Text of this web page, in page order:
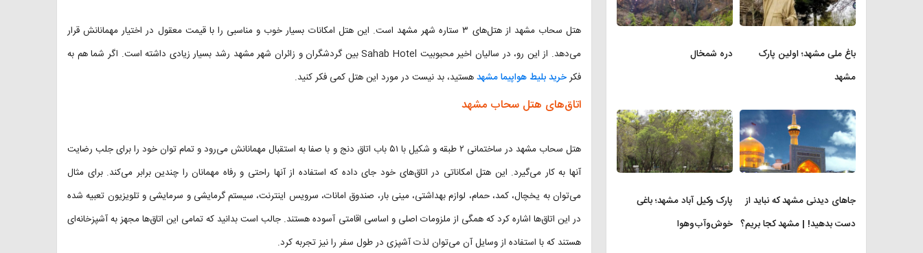
هتل سحاب مشهد از هتل‌های ۳ ستاره شهر مشهد است. این هتل امکانات بسیار خوب و مناسبی را با قیمت معقول در اختیار مهمانانش قرار
می‌دهد. از این رو، در سالیان اخیر محبوبیت Sahab Hotel بین گردشگران و زائران شهر مشهد رشد بسیار زیادی داشته است. اگر شما هم به
فکرخرید بلیط هواپیما مشهدهستید، بد نیست در مورد این هتل کمی فکر کنید.
اتاق‌های هتل سحاب مشهد
هتل سحاب مشهد در ساختمانی ۲ طبقه و شکیل با ۵۱ باب اتاق دنج و با صفا به استقبال مهمانانش می‌رود و تمام توان خود را برای جلب رضایت
آنها به کار می‌گیرد. این هتل امکاناتی در اتاق‌های خود جای داده که استفاده از آنها راحتی و رفاه مهمانان را چندین برابر می‌کند. برای مثال
می‌توان به یخچال، کمد، حمام، لوازم بهداشتی، مینی بار، صندوق امانات، سرویس اینترنت، سیستم گرمایشی و سرمایشی و تلویزیون تعبیه شده
در این اتاق‌ها اشاره کرد که همگی از ملزومات اصلی و اساسی اقامتی آسوده هستند. جالب است بدانید که تمامی این اتاق‌ها مجهز به آشپزخانه‌ای
هستند که با استفاده از وسایل آن می‌توان لذت آشپزی در طول سفر را نیز تجربه کرد.
باغ ملی مشهد؛ اولین پارک
مشهد
دره شمخال
جاهای دیدنی مشهد که نباید از
دست بدهید! | مشهد کجا بریم؟
پارک وکیل آباد مشهد؛ باغی
خوش‌وآب‌وهوا